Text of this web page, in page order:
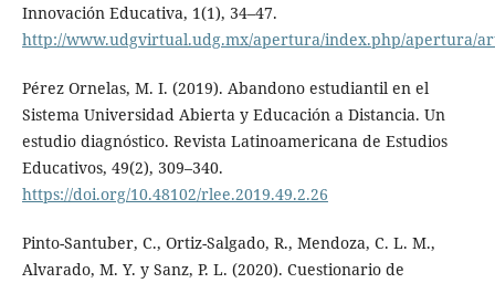
Innovación Educativa, 1(1), 34–47.
http://www.udgvirtual.udg.mx/apertura/index.php/apertura/
Pérez Ornelas, M. I. (2019). Abandono estudiantil en el
Sistema Universidad Abierta y Educación a Distancia. Un
estudio diagnóstico. Revista Latinoamericana de Estudios
Educativos, 49(2), 309–340.
https://doi.org/10.48102/rlee.2019.49.2.26
Pinto-Santuber, C., Ortiz-Salgado, R., Mendoza, C. L. M.,
Alvarado, M. Y. y Sanz, P. L. (2020). Cuestionario de